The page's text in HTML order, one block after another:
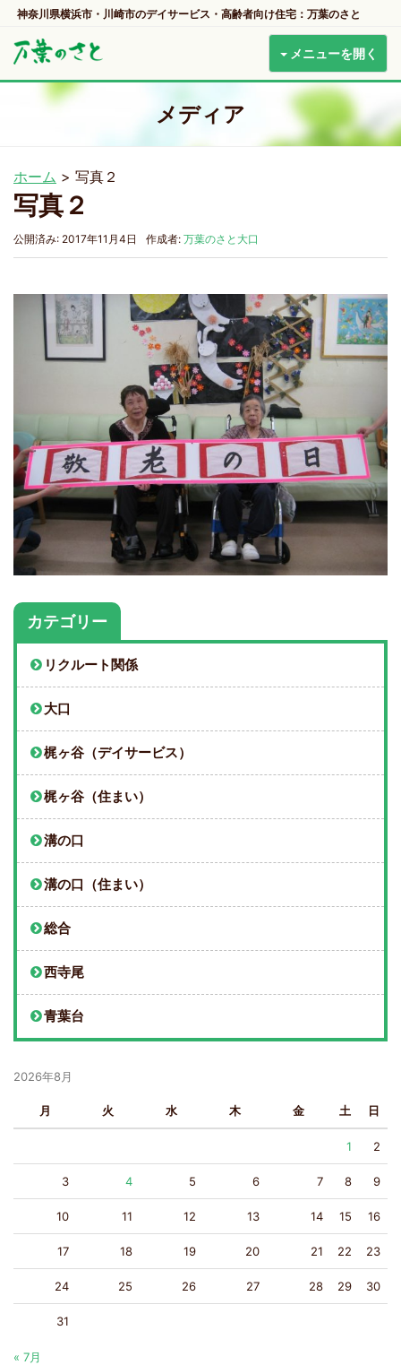
神奈川県横浜市・川崎市のデイサービス・高齢者向け住宅：万葉のさと
メニューを開く
メディア
ホーム > 写真２
写真２
公開済み: 2017年11月4日 作成者: 万葉のさと大口
カテゴリー
リクルート関係
大口
梶ヶ谷（デイサービス）
梶ヶ谷（住まい）
溝の口
溝の口（住まい）
総合
西寺尾
青葉台
2026年8月
月 火 水 木 金 土 日
1 2
3 4 5 6 7 8 9
10 11 12 13 14 15 16
17 18 19 20 21 22 23
24 25 26 27 28 29 30
31
« 7月